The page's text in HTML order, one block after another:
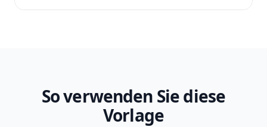
So verwenden Sie diese
Vorlage